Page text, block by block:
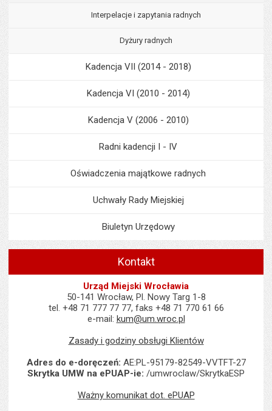
Interpelacje i zapytania radnych
Dyżury radnych
Kadencja VII (2014 - 2018)
Kadencja VI (2010 - 2014)
Kadencja V (2006 - 2010)
Radni kadencji I - IV
Oświadczenia majątkowe radnych
Uchwały Rady Miejskiej
Biuletyn Urzędowy
Kontakt
Urząd Miejski Wrocławia
50-141 Wrocław, Pl. Nowy Targ 1-8
tel. +48 71 777 77 77, faks +48 71 770 61 66
e-mail: kum@um.wroc.pl
Zasady i godziny obsługi Klientów
Adres do e-doręczeń: AE:PL-95179-82549-VVTFT-27
Skrytka UMW na ePUAP-ie: /umwroclaw/SkrytkaESP
Ważny komunikat dot. ePUAP